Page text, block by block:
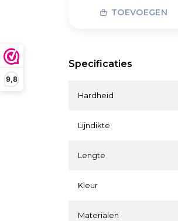
9,8
Specificaties
Hardheid
Lijndikte
Lengte
Kleur
Materialen
TOEVOEGEN